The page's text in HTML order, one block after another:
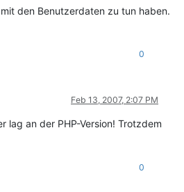
den Benutzerdaten zu tun haben.
0
Feb 13, 2007, 2:07 PM
lag an der PHP-Version! Trotzdem
0